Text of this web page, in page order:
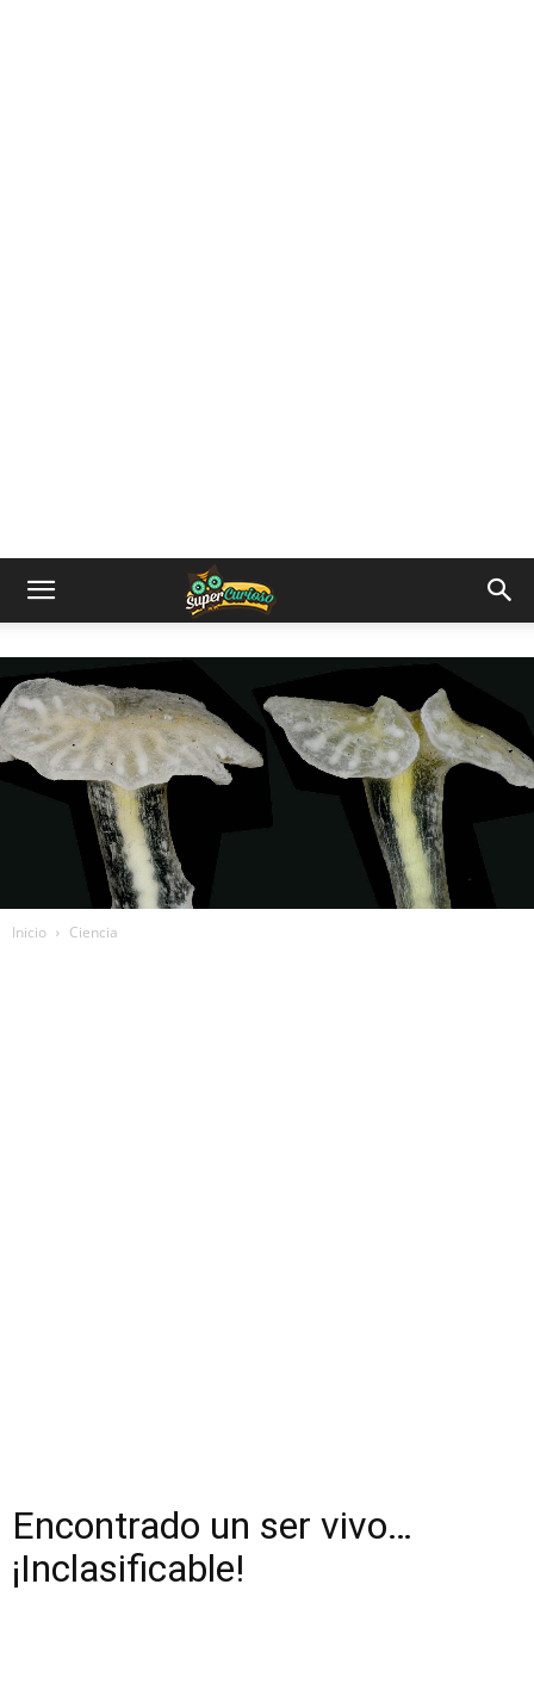
Inicio Ciencia
Encontrado un ser vivo…
¡Inclasificable!